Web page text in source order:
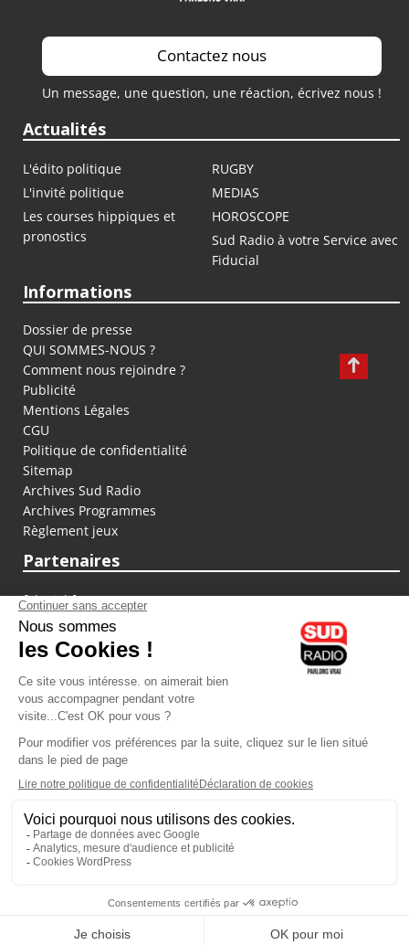
Contactez nous
Un message, une question, une réaction, écrivez nous !
Actualités
L'édito politique
RUGBY
L'invité politique
MEDIAS
Les courses hippiques et
pronostics
HOROSCOPE
Sud Radio à votre Service avec
Fiducial
Informations
Dossier de presse
QUI SOMMES-NOUS ?
Comment nous rejoindre ?
Publicité
Mentions Légales
CGU
Politique de confidentialité
Sitemap
Archives Sud Radio
Archives Programmes
Règlement jeux
Partenaires
fiducial.fr
lyoncapitale.fr
olympique-et-lyonnais.com
L'application Iphone / Android
Téléchargez l'application
Les cookies
Gestion des cookies
Crédit photos : ©Sud Radio / Pierre Olivier
Jacques Cardoze
Le Grand Matin
Noémie Halioua
Les débats de l'été